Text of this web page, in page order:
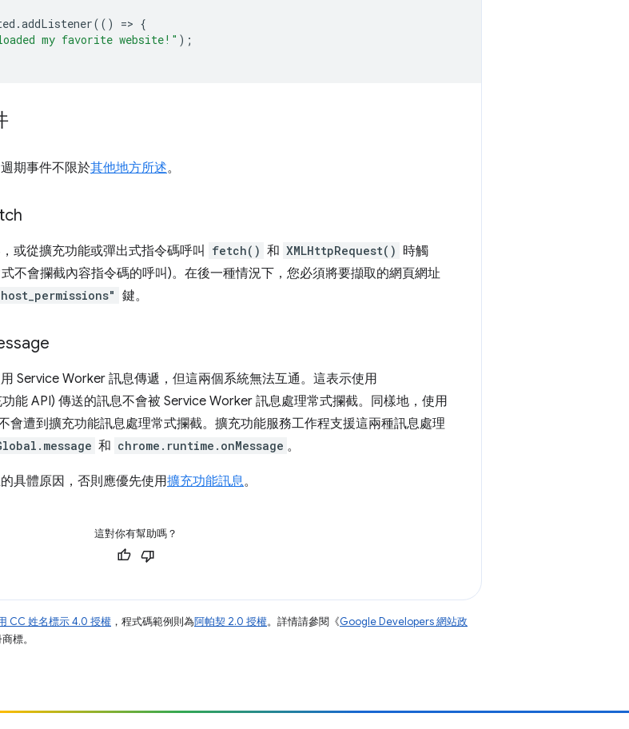
.addListener(() => {
my favorite website!" );
期事件不限於其他地方所述。
或從擴充功能或彈出式指令碼呼叫 fetch() 和 XMLHttpRequest() 時觸
不會攔截內容指令碼的呼叫)。在後一種情況下，您必須將要擷取的網頁網址
鍵。
Service Worker 訊息傳遞，但這兩個系統無法互通。這表示使用
能 API) 傳送的訊息不會被 Service Worker 訊息處理常式攔截。同樣地，使用
會遭到擴充功能訊息處理常式攔截。擴充功能服務工作程支援這兩種訊息處理
和 chrome.runtime.onMessage 。
具體原因，否則應優先使用擴充功能訊息。
這對你有幫助嗎？
CC 姓名標示 4.0 授權 ，程式碼範例則為阿帕契 2.0 授權。詳情請參閱《Google Developers 網站政
標。